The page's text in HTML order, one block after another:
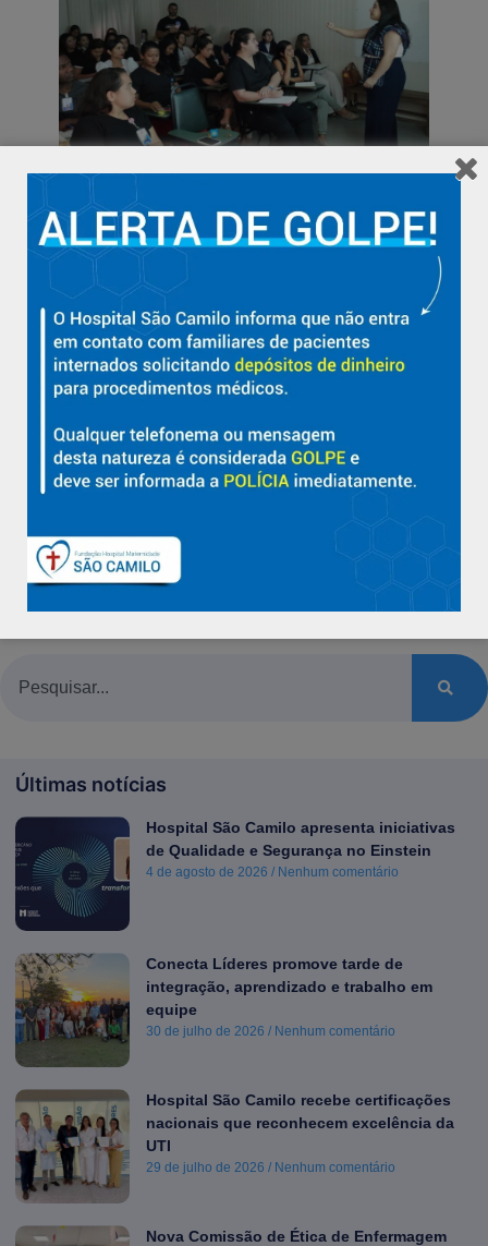
A profissional também relembrou sua trajetória no Hospital São
Camilo, onde iniciou sua carreira como enfermeira.
comecei minha jornada, desenvolvendo um vínculo com a área de
cicatrização de feridas. A partir disso, busquei constante
qualificação, sempre com foco na segurança e na qualidade de vida
do paciente. Hoje, retornar à instituição e compartilhar esse
conteúdo é extremamente gratificante. Agradeço ao São Camilo por
investir na capacitação de seus colaboradores”, ressaltou.
Além do impacto na qualidade do cuidado, o tema também
envolve a gestão de recursos. O manejo adequado de feridas
na gestão de suprimentos e a sustentabilidade dos custos
assistenciais.
Assessoria de Imprensa
Kethllem Fantin
(27) 99755-9639
Últimas notícias
Hospital São Camilo apresenta iniciativas
de Qualidade e Segurança no Einstein
4 de agosto de 2026 Nenhum comentário
Conecta Líderes promove tarde de
integração, aprendizado e trabalho em
equipe
30 de julho de 2026 Nenhum comentário
Hospital São Camilo recebe certificações
nacionais que reconhecem excelência da
UTI
29 de julho de 2026 Nenhum comentário
Nova Comissão de Ética de Enfermagem